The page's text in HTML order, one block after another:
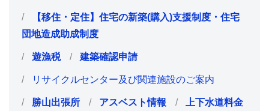
【移住・定住】住宅の新築(購入)支援制度・住宅
団地造成助成制度
遊漁税 建築確認申請
リサイクルセンター及び関連施設のご案内
勝山出張所 アスベスト情報 上下水道料金